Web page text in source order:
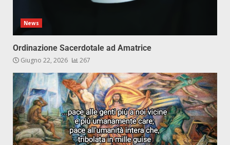
News
Ordinazione Sacerdotale ad Amatrice
Giugno 22, 2026 267